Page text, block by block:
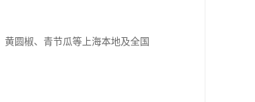
圆椒、青节瓜等上海本地及全国